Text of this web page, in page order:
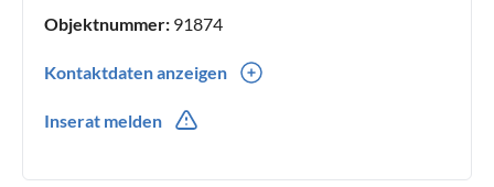
Objektnummer: 91874
Kontaktdaten anzeigen
Inserat melden